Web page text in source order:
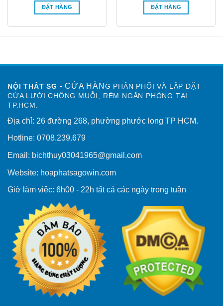
là:
3.850.000₫.
ĐẶT HÀNG
là:
2.950.000₫.
ĐẶT HÀNG
NỘI THẤT SG - CỬA HÀN G PHÂN PHỐI VÀ LẮP ĐẶT
CỬA LƯỚI CHỐNG MUỖI, RÈM NGĂN PHÒNG TẠI
TP.HCM.
Địa chỉ: 26 đường 268, phường phước long TP HCM.
Hotline: 0708.239.679
Email: bichthuy03041965@gmail.com
Website: hoaphatsagowin.com
Giờ làm việc: 6h00 - 22h tất cả các ngày trong tuần